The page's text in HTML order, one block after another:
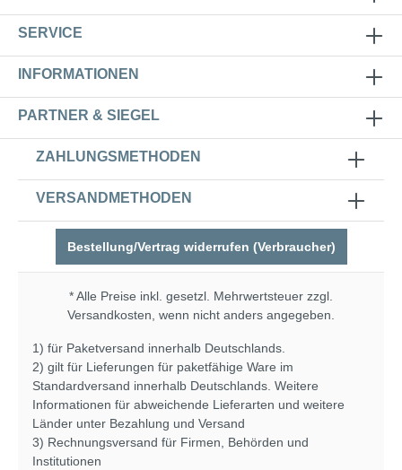
SERVICE
INFORMATIONEN
PARTNER & SIEGEL
ZAHLUNGSMETHODEN
VERSANDMETHODEN
Bestellung/Vertrag widerrufen (Verbraucher)
* Alle Preise inkl. gesetzl. Mehrwertsteuer zzgl.
Versandkosten , wenn nicht anders angegeben.
1) für Paketversand innerhalb Deutschlands.
2) gilt für Lieferungen für paketfähige Ware im
Standardversand innerhalb Deutschlands. Weitere
Informationen für abweichende Lieferarten und weitere
Länder unter Bezahlung und Versand
3) Rechnungsversand für Firmen, Behörden und
Institutionen